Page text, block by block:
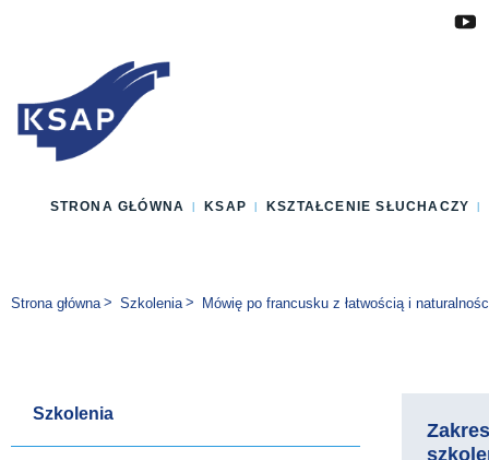
STRONA GŁÓWNA KSAP KSZTAŁCENIE SŁUCHACZY
Jesteś tutaj:
Strona główna Szkolenia Mówię po francusku z łatwością i
Szkolenia
Zakres